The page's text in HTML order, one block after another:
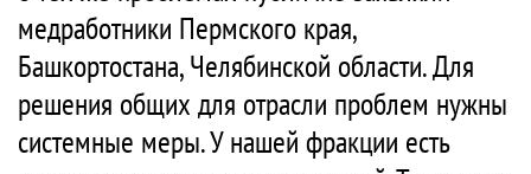
медработники Пермского края,
Башкортостана, Челябинской области. Для
решения общих для отрасли проблем нужны
системные меры. У нашей фракции есть